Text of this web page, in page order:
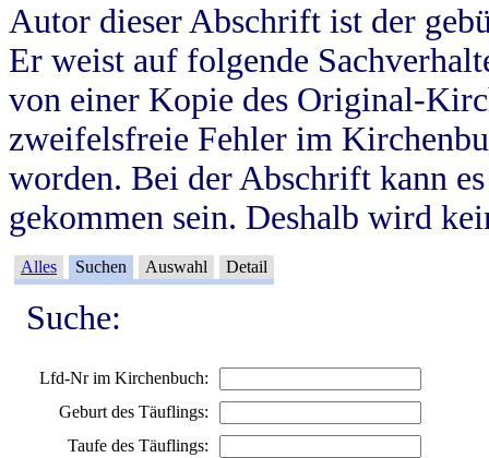
Autor dieser Abschrift ist der
Er weist auf folgende
von einer Kopie des Original-
zweifelsfreie Fehler im
worden. Bei der Abschrift kann
gekommen sein. Deshalb wird
Alles Suchen Auswahl Detail
Suche:
Lfd-Nr im Kirchenbuch:
Geburt des Täuflings:
Taufe des Täuflings: